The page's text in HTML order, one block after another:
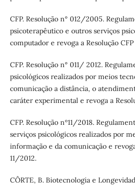
CFP. Resolução n° 012/2005.
psicoterapêutico e outros serviços
computador e revoga a Resolução
CFP. Resolução n° 011/ 2012.
psicológicos realizados por meios
comunicação a distância, o
caráter experimental e revoga a
CFP. Resolução nº11/2018.
serviços psicológicos realizados por
informação e da comunicação e
11/2012.
CÔRTE, B. Biotecnologia e